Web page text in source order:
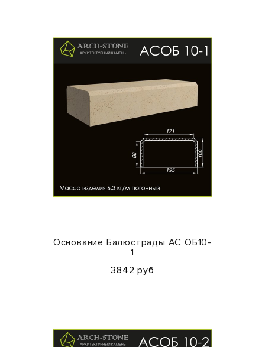
Основание Балюстрады АС ОБ10-
1
3842 руб